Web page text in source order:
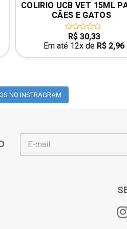
MEDICAMENTO
ORAL UCB PARA CÃES E
GATOS 20ML UCB
0
out
of
5
R$12,00
Em até 12x de R$ 1,17
NO INSTRAGRAM
E
m